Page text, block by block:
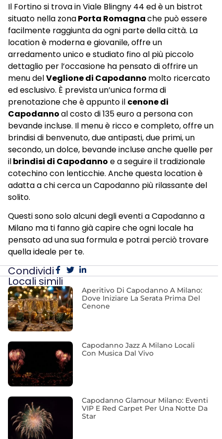
Il Fortino si trova in Viale Blingny 44 ed è un bistrot
situato nella zonaPorta Romagnache può essere
facilmente raggiunta da ogni parte della città. La
location è moderna e giovanile, offre un
arredamento unico e studiato fino al più piccolo
dettaglio per l’occasione ha pensato di offrire un
menu delVeglione di Capodanno molto ricercato
ed esclusivo. È prevista un’unica forma di
prenotazione che è appunto il cenone di
Capodannoal costo di 135 euro a persona con
bevande incluse. Il menu è ricco e completo, offre un
brindisi di benvenuto, due antipasti, due primi, un
secondo, un dolce, bevande incluse anche quelle per
ilbrindisi di Capodanno e a seguire il tradizionale
cotechino con lenticchie. Anche questa location è
adatta a chi cerca un Capodanno più rilassante del
solito.
Questi sono solo alcuni degli eventi a Capodanno a
Milano ma ti fanno già capire che ogni locale ha
pensato ad una sua formula e potrai perciò trovare
quella ideale per te.
Condividi
Locali simili
Aperitivo Di Capodanno A Milano:
Dove Iniziare La Serata Prima Del
Cenone
Capodanno Jazz A Milano Locali
Con Musica Dal Vivo
Capodanno Glamour Milano: Eventi
VIP E Red Carpet Per Una Notte Da
Star